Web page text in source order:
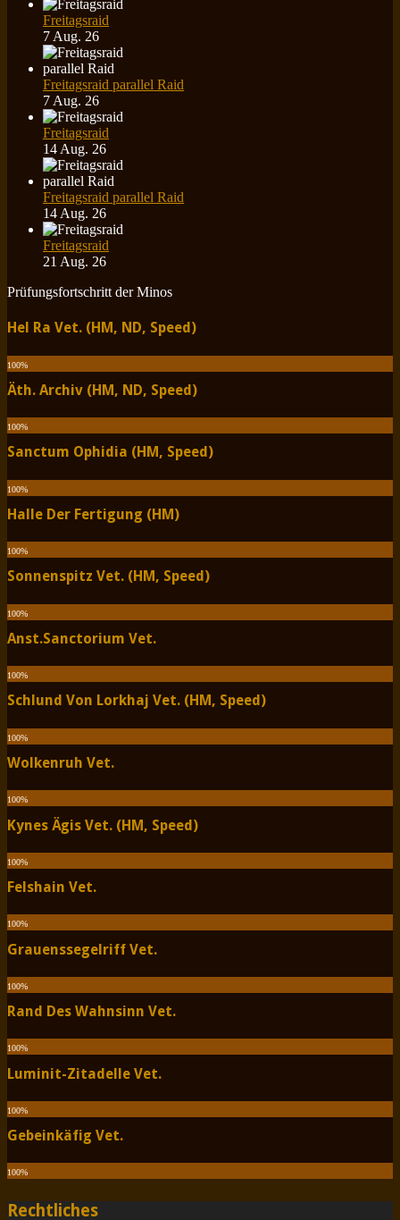
Freitagsraid
7 Aug. 26
Freitagsraid parallel Raid
7 Aug. 26
Freitagsraid
14 Aug. 26
Freitagsraid parallel Raid
14 Aug. 26
Freitagsraid
21 Aug. 26
Prüfungsfortschritt der Minos
Hel Ra Vet. (HM, ND, Speed)
100%
Äth. Archiv (HM, ND, Speed)
100%
Sanctum Ophidia (HM, Speed)
100%
Halle Der Fertigung (HM)
100%
Sonnenspitz Vet. (HM, Speed)
100%
Anst.Sanctorium Vet.
100%
Schlund Von Lorkhaj Vet. (HM, Speed)
100%
Wolkenruh Vet.
100%
Kynes Ägis Vet. (HM, Speed)
100%
Felshain Vet.
100%
Grauenssegelriff Vet.
100%
Rand Des Wahnsinn Vet.
100%
Luminit-Zitadelle Vet.
100%
Gebeinkäfig Vet.
100%
Rechtliches